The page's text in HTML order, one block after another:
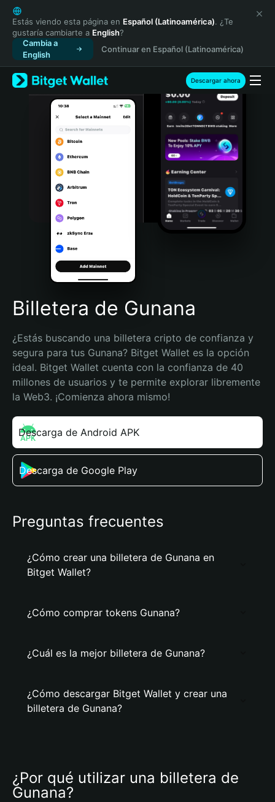
English
日本語
Tiếng Việt
Русский
Español (Latinoamérica)
Türkçe
Italiano
Português (Portugal)
Bahasa Indonesia
Português (Brasil)
Español (Argentina)
Estás viendo esta página en Español (Latinoamérica). ¿Te
gustaría cambiarte a English?
Cambia a
English
Continuar en Español (Latinoamérica)
Descargar ahora
Billetera de Gunana
¿Estás buscando una billetera cripto de confianza y
segura para tus Gunana? Bitget Wallet es la opción
ideal. Bitget Wallet cuenta con la confianza de 40
millones de usuarios y te permite explorar libremente
la Web3. ¡Comienza ahora mismo!
Descarga de Android APK
Descarga de Google Play
Preguntas frecuentes
¿Cómo crear una billetera de Gunana en
Bitget Wallet?
¿Cómo comprar tokens Gunana?
¿Cuál es la mejor billetera de Gunana?
¿Cómo descargar Bitget Wallet y crear una
billetera de Gunana?
¿Por qué utilizar una billetera de
Gunana?